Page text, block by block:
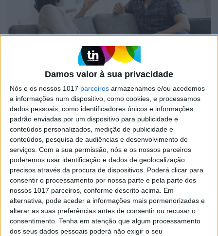
Damos valor à sua privacidade
Nós e os nossos 1017 parceiros armazenamos e/ou acedemos
a informações num dispositivo, como cookies, e processamos
dados pessoais, como identificadores únicos e informações
padrão enviadas por um dispositivo para publicidade e
conteúdos personalizados, medição de publicidade e
conteúdos, pesquisa de audiências e desenvolvimento de
serviços. Com a sua permissão, nós e os nossos parceiros
poderemos usar identificação e dados de geolocalização
precisos através da procura de dispositivos. Poderá clicar para
consentir o processamento por nossa parte e pela parte dos
nossos 1017 parceiros, conforme descrito acima. Em
alternativa, pode aceder a informações mais pormenorizadas e
alterar as suas preferências antes de consentir ou recusar o
consentimento. Tenha em atenção que algum processamento
dos seus dados pessoais poderá não exigir o seu
Consentimento e liberdade sexual: o
“não é não” não chega
Relacionamentos livres e mutuamente
satisfatórios pressupõem a expressão da vontade
e do desejo, com manifestações de entusiasmo na
dinâmica sexual que vão além do consentimento.
As explicações de Maria João Faustino, psicóloga
social e e investigadora na área da violência
sexual